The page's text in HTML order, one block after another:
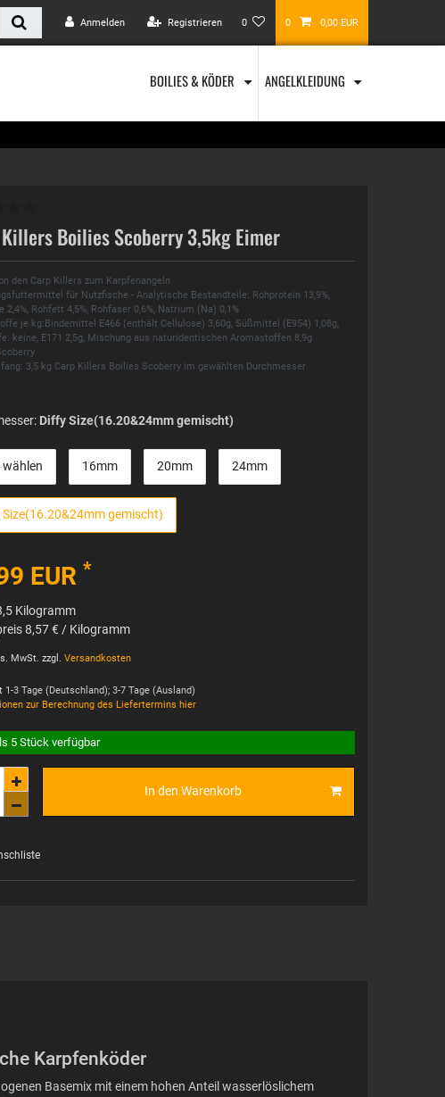
Anmelden Registrieren 0 0 0,00 EUR
BOILIES & KÖDER ANGELKLEIDUNG
Boilies Scoberry 3,5kg Eimer
den Carp Killers zum Karpfenangeln
für Nutzfische - Analytische Bestandteile: Rohprotein 13,9%,
2,4%, Rohfett 4,5%, Rohfaser 0,6%, Natrium (Na) 0,1%
je kg:Bindemittel E466 (enthält Cellulose) 3,60g, Süßmittel (E954) 1,08g,
keine, E171 2,5g, Mischung aus naturidentischen Aromastoffen 8,9g
3,5 kg Carp Killers Boilies Scoberry im gewählten Durchmesser
Diffy Size(16.20&24mm gemischt)
wählen 16mm 20mm 24mm
Size(16.20&24mm gemischt)
EUR *
Kilogramm
8,57 € / Kilogramm
MwSt. zzgl. Versandkosten
1-3 Tage (Deutschland); 3-7 Tage (Ausland)
zur Berechnung des Liefertermins hier
5 Stück verfügbar
In den Warenkorb
Karpfenköder
Basemix mit einem hohen Anteil wasserlöslichem